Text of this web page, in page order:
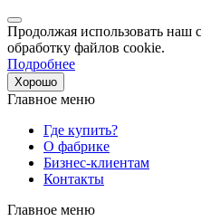
Продолжая использовать наш
обработку файлов cookie.
Подробнее
Хорошо
Главное меню
Где купить?
О фабрике
Бизнес-клиентам
Контакты
Главное меню